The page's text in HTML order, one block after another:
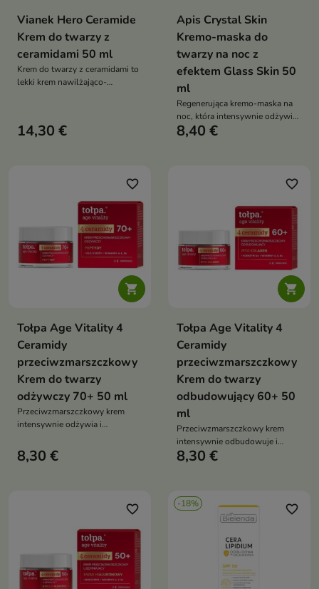
Vianek Hero Ceramide
Krem do twarzy z
ceramidami 50 ml
Krem do twarzy z ceramidami to
lekki krem nawilżająco-
nawilżenie oraz przywraca cerze
14,30 €
Apis Crystal Skin
Kremo-maska do
twarzy na noc z
efektem Glass Skin 50
ml
Regenerująca kremo-maska na
noc, która intensywnie odżywia,
nawilża i zapewnia efekt „glass
8,40 €

favorite_border
Tołpa Age Vitality 4
Ceramidy
przeciwzmarszczkowy
Krem do twarzy
odżywczy 70+ 50 ml
Przeciwzmarszczkowy krem
intensywnie odżywia i
jej elastyczność, gładkość i
jędrność
8,30 €

favorite_border
Tołpa Age Vitality 4
Ceramidy
przeciwzmarszczkowy
Krem do twarzy
odbudowujący 60+ 50
ml
Przeciwzmarszczkowy krem
intensywnie odbudowuje i
wzmacnia skórę, poprawiając jej
starzenia, jednocześnie
zapewniając odżywienie,
hydrolipidowej
8,30 €
favorite_border -18% favorite_border